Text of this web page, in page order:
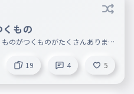
でないよ
もの
のがつくものがたくさんあります
19 4 5